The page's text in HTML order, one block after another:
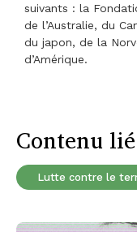
suivants : la
de l’Australie, du
du japon, de la
d’Amérique.
Contenu lié
Lutte contre le